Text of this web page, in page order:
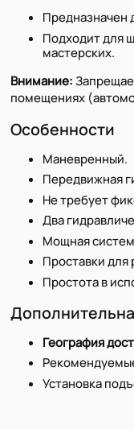
Предназначен
Подходит для
мастерских.
Внимание:
помещениях
Особенности
Маневренный.
Передвижная
Не требует
Два
Мощная
Проставки для
Простота в
География
Установка